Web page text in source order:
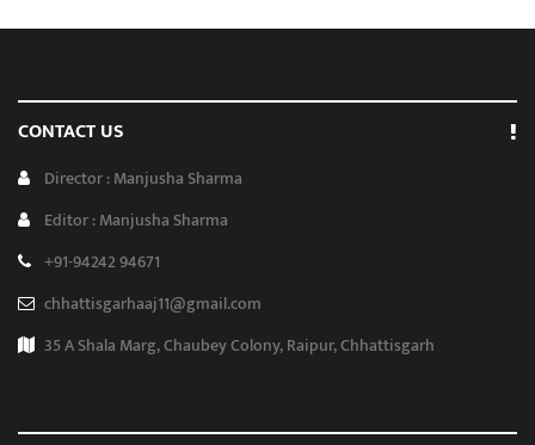
CONTACT US
Director : Manjusha Sharma
Editor : Manjusha Sharma
+91-94242 94671
chhattisgarhaaj11@gmail.com
35 A Shala Marg, Chaubey Colony, Raipur, Chhattisgarh